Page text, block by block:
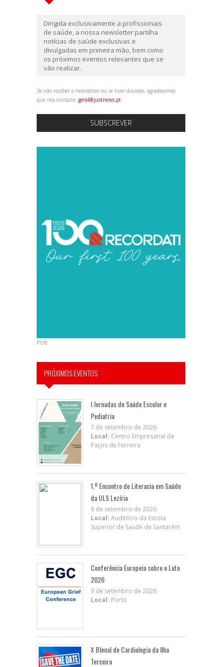
Dirigida exclusivamente a profissionais
de saúde, a nossa newsletter partilha
notícias de saúde exclusivas e
divulgadas em primeira mão, bem como
os próximos eventos relevantes que se
vão realizar.
Se não receber a newsletter ou se tiver dúvidas, agradecemos
que nos contacte: geral@justnews.pt
SUBSCREVER
PUB
PRÓXIMOS EVENTOS
I Jornadas de Saúde Escolar e
Pediatria
7 de setembro de 2026
Local: Centro Empresarial de
Paços de Ferreira
1.º Encontro de Literacia em Saúde
da ULS Lezíria
8 de setembro de 2026
Local: Auditório da Escola
Superior de Saúde de Santarém
Conferência Europeia sobre o Luto
2026
9 de setembro de 2026
Local: Porto
X BIenal de Cardiologia da Ilha
Terceira